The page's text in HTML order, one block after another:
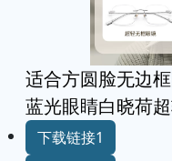
适合方圆脸无边
蓝光眼睛白晓荷
下载链接1